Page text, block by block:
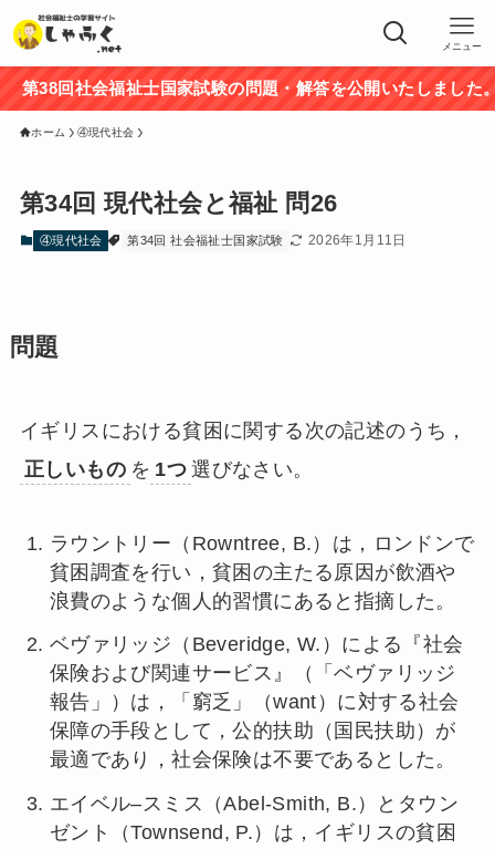
メニュー
38回社会福祉士国家試験の問題・解答を公開いたしました。
ホーム ④現代社会
第34回 現代社会と福祉 問26
④現代社会 第34回 社会福祉士国家試験 2026年1月11日
問題
イギリスにおける貧困に関する次の記述のうち，
正しいもの を 1つ 選びなさい。
ラウントリー（Rowntree, B.）は，ロンドンで
貧困調査を行い，貧困の主たる原因が飲酒や
浪費のような個人的習慣にあると指摘した。
ベヴァリッジ（Beveridge, W.）による『社会
保険および関連サービス』（「ベヴァリッジ
報告」）は，「窮乏」（want）に対する社会
保障の手段として，公的扶助（国民扶助）が
最適であり，社会保険は不要であるとした。
エイベル‒スミス（Abel-Smith, B.）とタウン
ゼント（Townsend, P.）は，イギリスの貧困